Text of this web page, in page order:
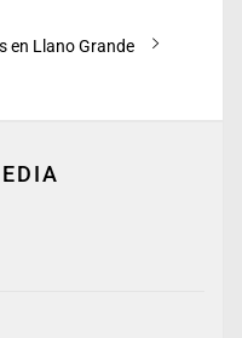
en Llano Grande